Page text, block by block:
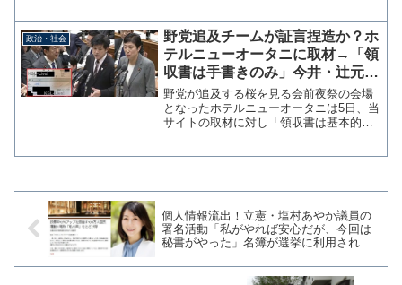
だけが拍手をせず憮然とした態度を取り
続ける場面があった。党...
政治・社会
野党追及チームが証言捏造か？ホ
テルニューオータニに取材→「領
収書は手書きのみ」今井・辻元議
員の追及根拠崩れる
野党が追及する桜を見る会前夜祭の会場
となったホテルニューオータニは5日、当
サイトの取材に対し「領収書は基本的に
個人情報流出！立憲・塩村あやか議員の
署名活動「私がやれば安心だが、今回は
秘書がやった」名簿が選挙に利用される